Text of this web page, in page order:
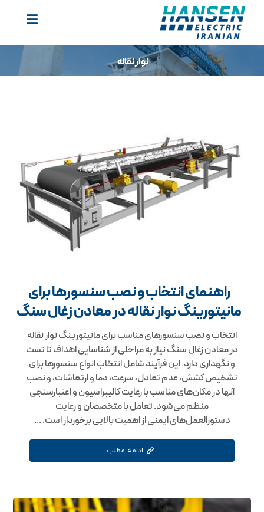
نوار نقاله
راهنمای انتخاب و نصب سنسورها برای
مانیتورینگ نوار نقاله در معادن زغال سنگ
انتخاب و نصب سنسورهای مناسب برای مانیتورینگ نوار نقاله
در معادن زغال سنگ نیاز به مراحلی از شناسایی اهداف تا تست
و نگهداری دارد. این فرآیند شامل انتخاب انواع سنسورها برای
تشخیص کشش، عدم تعادل، سرعت، دما و ارتعاشات، و نصب
آنها در مکان‌های مناسب با رعایت کالیبراسیون و اعتبارسنجی
منظم می‌شود. تعامل با متخصصان و رعایت
دستورالعمل‌های ایمنی از اهمیت بالایی برخوردار است. ...
ادامه مطلب